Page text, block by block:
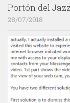
Portón del
28/07/2018